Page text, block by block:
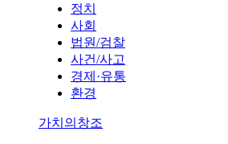
정치
사회
법원/검찰
사건/사고
경제·유통
환경
가치의창조